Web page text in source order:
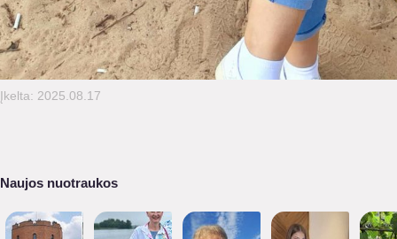
Įkelta: 2025.08.17
Naujos nuotraukos